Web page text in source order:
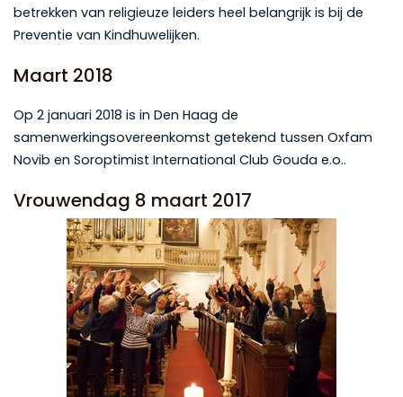
betrekken van religieuze leiders heel belangrijk is bij de
Preventie van Kindhuwelijken.
Maart 2018
Op 2 januari 2018 is in Den Haag de
samenwerkingsovereenkomst getekend tussen Oxfam
Novib en Soroptimist International Club Gouda e.o..
Vrouwendag 8 maart 2017